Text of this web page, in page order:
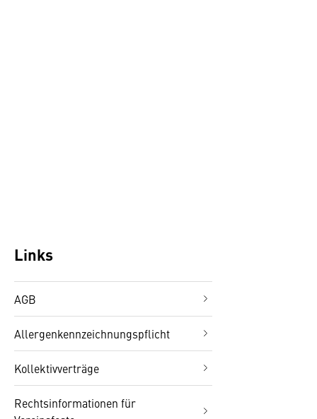
Links
AGB
Allergenkennzeichnungspflicht
Kollektivverträge
Rechtsinformationen für